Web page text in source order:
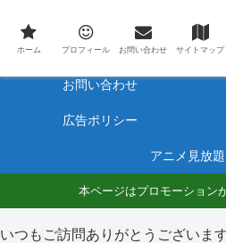
最新アニメのあらすじと感想をネタバ
ホーム
お問い合わせ
広告ポリシー
アニメ見放
本ページはプロモーション
いつもご訪問ありがとうございま
ホーム プロフィール お問い合わせ サイトマップ